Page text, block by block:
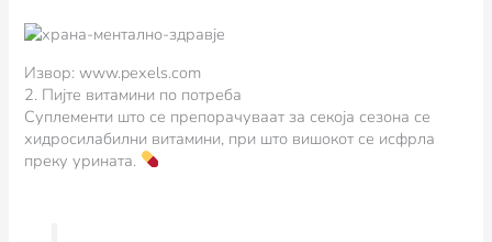
Извор: www.pexels.com
2. Пијте витамини по потреба
Суплементи што се препорачуваат за секоја сезона се
хидросилабилни витамини, при што вишокот се исфрла
преку урината.